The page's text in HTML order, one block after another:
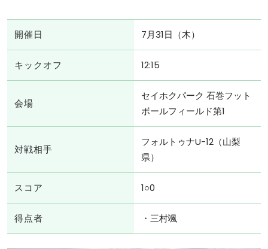
開催日 7月31日（木）
キックオフ 12:15
会場
セイホクパーク 石巻フット
ボールフィールド第1
対戦相手
フォルトゥナU-12（山梨
県）
スコア 1○0
得点者 ・三村颯